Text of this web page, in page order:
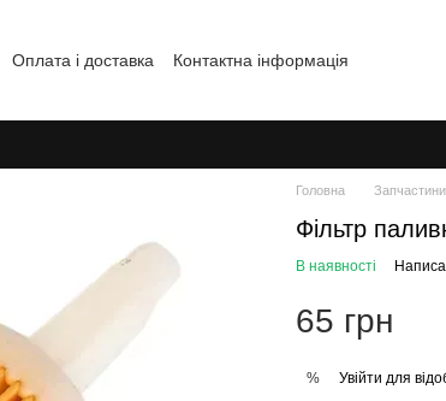
Оплата і доставка
Контактна інформація
Головна Запчастини
Фільтр
В наявності
65 грн
% Увійти для